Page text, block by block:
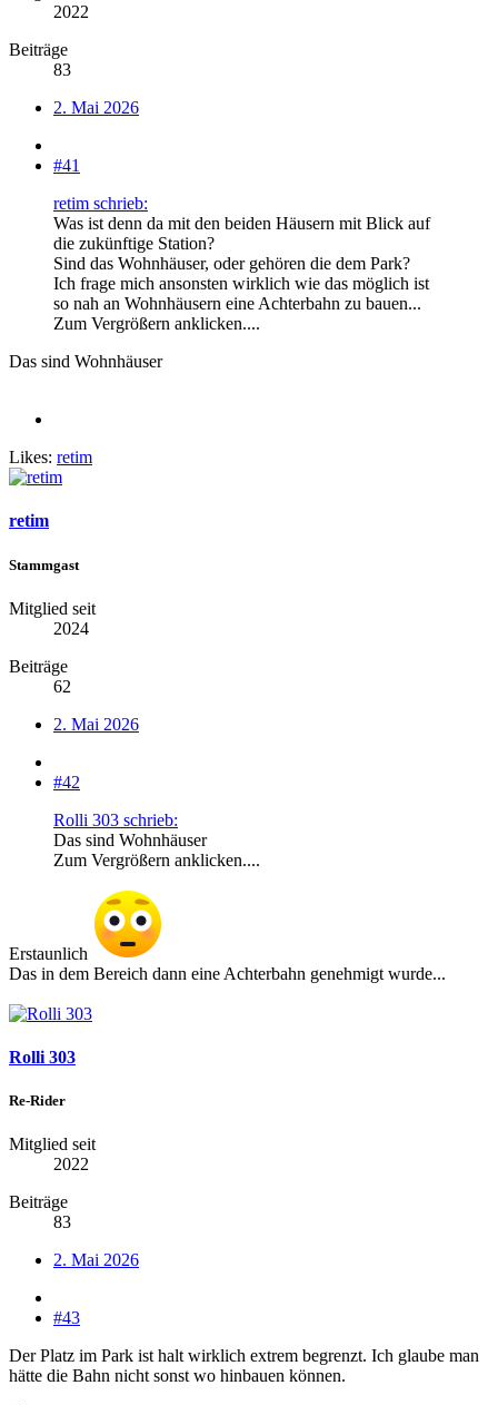
2022
Beiträge
83
2. Mai 2026
#41
retim schrieb:
Was ist denn da mit den beiden Häusern mit Blick auf
die zukünftige Station?
Sind das Wohnhäuser, oder gehören die dem Park?
Ich frage mich ansonsten wirklich wie das möglich ist
so nah an Wohnhäusern eine Achterbahn zu bauen...
Zum Vergrößern anklicken....
Das sind Wohnhäuser
Likes: retim
retim
Stammgast
Mitglied seit
2024
Beiträge
62
2. Mai 2026
#42
Rolli 303 schrieb:
Das sind Wohnhäuser
Zum Vergrößern anklicken....
Erstaunlich
Das in dem Bereich dann eine Achterbahn genehmigt wurde...
Rolli 303
Re-Rider
Mitglied seit
2022
Beiträge
83
2. Mai 2026
#43
Der Platz im Park ist halt wirklich extrem begrenzt. Ich glaube man
hätte die Bahn nicht sonst wo hinbauen können.